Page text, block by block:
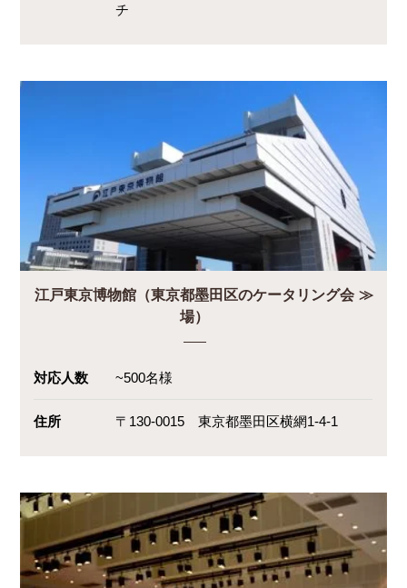
チ
江戸東京博物館（東京都墨田区のケータリング会
場）
対応人数 ~500名様
住所 〒130-0015 東京都墨田区横網1-4-1